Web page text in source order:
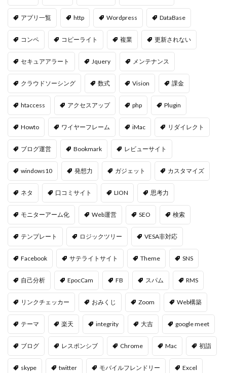
アプリ一覧 http Wordpress DataBase
コンペ コピーライト 複業 更新されない
セキュアアラート Jquery メンテナンス
クラウドソーシング 数式 Vision 課金
htaccess アクセスアップ php Plugin
Howto ワイヤーフレーム iMac リダイレクト
ブログ運営 Bookmark レビューサイト
windows10 発想力 ガジェット カスタマイズ
ネタ 口コミサイト LION 思考力
モニターアーム化 Web運営 SEO 検索
テンプレート ロジックツリー VESA非対応
Facebook サテライトサイト Theme SNS
自己分析 EpocCam FB スパム RMS
リンクチェッカー おみくじ Zoom Web構築
テーマ 楽天 integrity 大吉 google meet
ブログ レスポンシブ Chrome Mac 初詣
skype twitter モバイルフレンドリー Excel